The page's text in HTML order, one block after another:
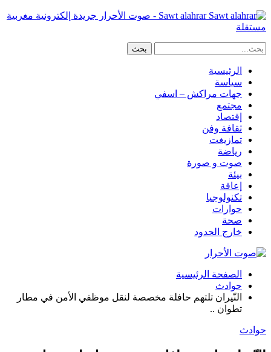
Sawt alahrar - صوت الأحرار جريدة إلكترونية مغربية
مستقلة
الرئيسية
سياسة
جهات مراكش – اسفي
مجتمع
إقتصاد
ثقافة وفن
تمازيغت
رياضة
صوت و صورة
بيئة
إعاقة
تكنولوجيا
حوارات
صحة
خارج الحدود
الصفحة الرئيسية
حوادث
النّيران تلتهم حافلة مخصصة لنقل موظفي الأمن في مطار
تطوان ..
حوادث